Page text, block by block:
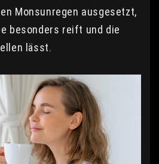
Monsunregen ausgesetzt,
besonders reift und die
lässt.